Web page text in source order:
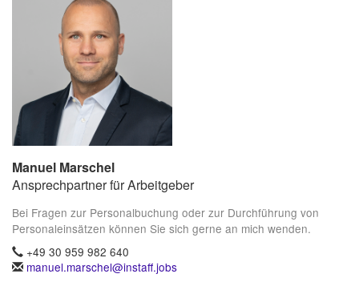
Manuel Marschel
Ansprechpartner für Arbeitgeber
Bei Fragen zur Personalbuchung oder zur Durchführung von
Personaleinsätzen können Sie sich gerne an mich wenden.
+49 30 959 982 640
manuel.marschel@instaff.jobs